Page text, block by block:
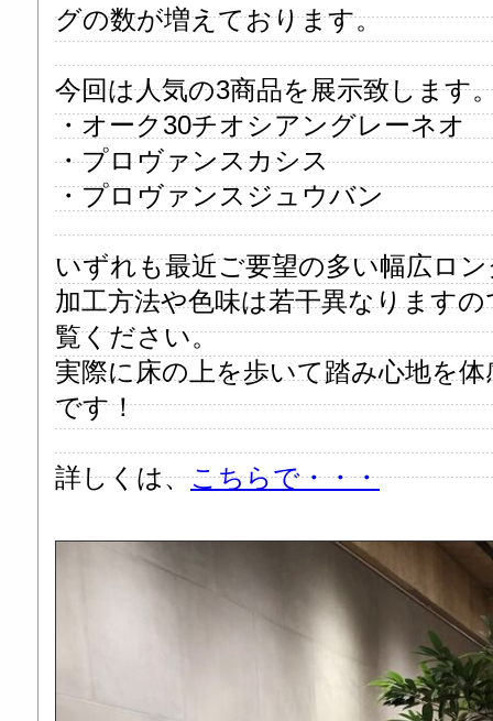
グの数が増えております。
今回は人気の3商品を展示致します
・オーク30チオシアングレーネオ
・プロヴァンスカシス
・プロヴァンスジュウバ
いずれも最近ご要望の多い幅広ロ
加工方法や色味は若干異なります
覧ください。
実際に床の上を歩いて踏み心地を
です！
詳しくは、こちらで・・・